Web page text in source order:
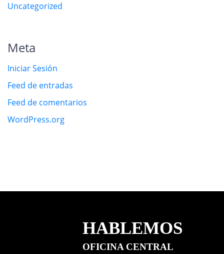
Uncategorized
Meta
Iniciar Sesión
Feed de entradas
Feed de comentarios
WordPress.org
HABLEMOS
OFICINA CENTRAL